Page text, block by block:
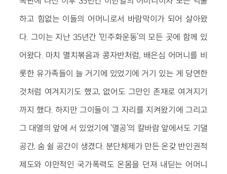
하고 힘없는 이들의 어머니로서 바람막이가 되어 살아왔
다. 그이는 지난 35년간 ‘민주화운동’의 모든 곳에 함께 있
어왔다. 마치 멸치볶음과 콩자반처럼, 배은심 어머니를 비
롯한 유가족들이 늘 거기에 있었기에 거기 있는 게 당연한
것처럼 여겨지기도 했고, 없어도 그만인 존재로 여겨지기
까지 했다. 하지만 그이들이 그 자리를 지켜왔기에 그리고
그 대열의 앞에 서 있었기에 ‘멸공’의 칼바람 앞에서도 기댈
공간, 숨 쉴 공간이 생겼다. 분단체제가 만든 온갖 반인권적
제도와 야만적인 국가폭력도 온몸을 던져 내딛는 어머니